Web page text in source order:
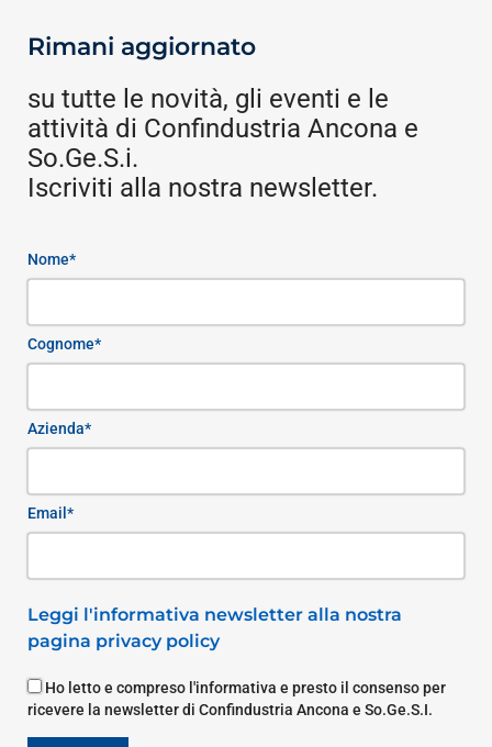
Rimani aggiornato
su tutte le novità, gli eventi e le
attività di Confindustria Ancona e
So.Ge.S.i.
Iscriviti alla nostra newsletter.
Nome*
Cognome*
Azienda*
Email*
Leggi l'informativa newsletter alla nostra
pagina privacy policy
Ho letto e compreso l'informativa e presto il consenso per
ricevere la newsletter di Confindustria Ancona e So.Ge.S.I.